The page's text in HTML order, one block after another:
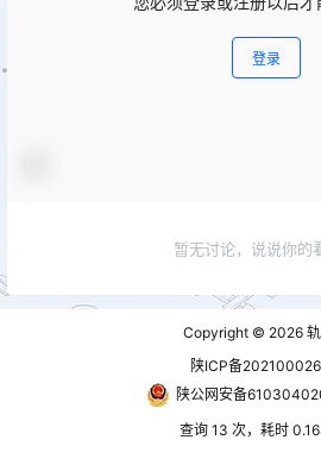
登录
暂无讨论，说说你的
Copyright © 2026
陕ICP备
陕公网安备
查询 13 次，耗时